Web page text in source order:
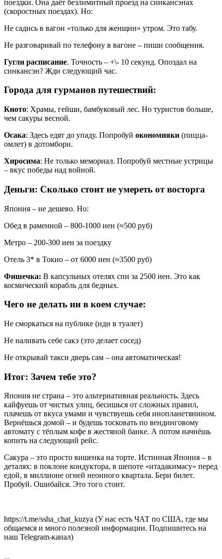
поездки. Она даёт безлимитный проезд на синкансэнах
(скоростных поездах). Но:
Не садись в вагон «только для женщин» утром. Это табу.
Не разговаривай по телефону в вагоне – пиши сообщения.
Гугли расписание. Точность – +\- 10 секунд. Опоздал на
синкансэн? Жди следующий час.
Города для гурманов путешествий:
Киото: Храмы, гейши, бамбуковый лес. Но туристов больше,
чем сакуры весной.
Осака: Здесь едят до упаду. Попробуй окономияки (пицца-
омлет) в дотомбори.
Хиросима: Не только мемориал. Попробуй местные устрицы
– вкус победы над войной.
Деньги: Сколько стоит не умереть от восторга
Япония – не дешево. Но:
Обед в раменной – 800-1000 иен (≈500 руб)
Метро – 200-300 иен за поездку
Отель 3* в Токио – от 6000 иен (≈3500 руб)
Фишечка: В капсульных отелях спи за 2500 иен. Это как
космический корабль для бедных.
Чего не делать ни в коем случае:
Не сморкаться на публике (иди в туалет)
Не наливать себе сакэ (это делает сосед)
Не открывай такси дверь сам – она автоматическая!
Итог: Зачем тебе это?
Япония не страна – это альтернативная реальность. Здесь
кайфуешь от чистых улиц, бесишься от сложных правил,
плачешь от вкуса умами и чувствуешь себя инопланетянином.
Вернёшься домой – и будешь тосковать по вендинговому
автомату с тёплым кофе в жестяной банке. А потом начнёшь
копить на следующий рейс.
Сакура – это просто вишенка на торте. Истинная Япония – в
деталях: в поклоне кондуктора, в шепоте «итадакимасу» перед
едой, в миллионе огней неонного квартала. Бери билет.
Пробуй. Ошибайся. Это того стоит.
https://t.me/ssha_chat_kuzya (У нас есть ЧАТ по США, где мы
общаемся и много полезной информации. Подпишитесь на
наш Telegram-канал)